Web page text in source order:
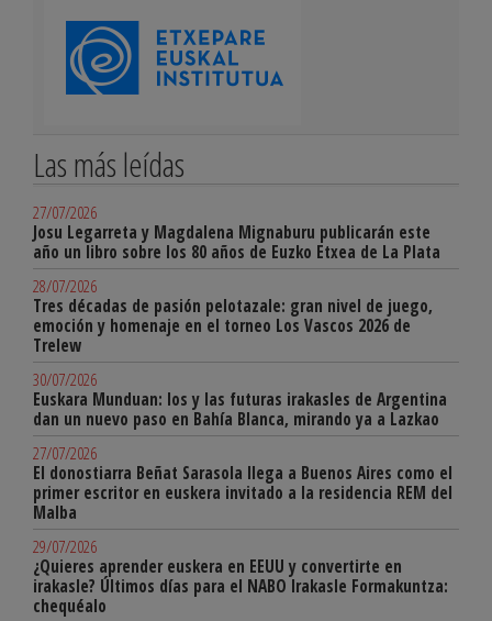
Las más leídas
27/07/2026
Josu Legarreta y Magdalena Mignaburu publicarán este
año un libro sobre los 80 años de Euzko Etxea de La Plata
28/07/2026
Tres décadas de pasión pelotazale: gran nivel de juego,
emoción y homenaje en el torneo Los Vascos 2026 de
Trelew
30/07/2026
Euskara Munduan: los y las futuras irakasles de Argentina
dan un nuevo paso en Bahía Blanca, mirando ya a Lazkao
27/07/2026
El donostiarra Beñat Sarasola llega a Buenos Aires como el
primer escritor en euskera invitado a la residencia REM del
Malba
29/07/2026
¿Quieres aprender euskera en EEUU y convertirte en
irakasle? Últimos días para el NABO Irakasle Formakuntza:
chequéalo